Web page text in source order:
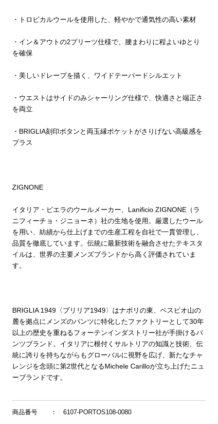
・トロピカルウールを使用した、軽やかで通気性の高い素材
・イン＆アウトの2プリーツ仕様で、腰まわりに程よいゆとり
を確保
・美しいドレープを描く、ワイドテーパードシルエット
・ウエストはサイドのみシャーリング仕様で、快適さと端正さ
を両立
・BRIGLIA刻印ボタンと両玉縁ポケットがさりげない高級感を
プラス
ZIGNONE
イタリア・ビエラのウールメーカー、Lanificio ZIGNONE（ラ
ニフィーチョ・ジニョーネ）社の生地を使用。厳選したウール
を用い、紡績から仕上げまでの生産工程を自社で一貫管理し、
品質を徹底しています。伝統に最新技術を融合させたテキスタ
イルは、世界の主要メンズブランドから高く評価されていま
す。
BRIGLIA 1949〈ブリリア1949〉はナポリの東、ベスビオ山の
麓を拠点にメンズのパンツに特化したファクトリーとして30年
以上の歴史を重ねるフォーテンインダストリー社が手掛けるパ
ンツブランド。イタリアに根付くサルトリアの知識と技術、伝
統に誇りを持ちながらもグローバルに視野を広げ、新たなチャ
レンジを念頭に第2世代となるMichele Carilloが立ち上げたニュ
ーブランドです。
商品番号 ： 6107-PORTOS108-0080